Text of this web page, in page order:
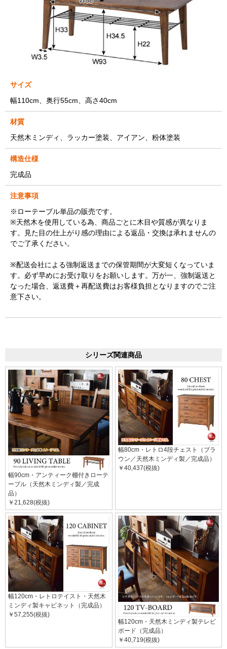
サイズ
幅110cm、奥行55cm、高さ40cm
材質
天然木ミンディ、ラッカー塗装、アイアン、粉体塗装
構造仕様
完成品
注意事項
※ローテーブル単品の販売です。
※天然木を使用している為、商品ごとに木目や質感が異なりま
す。見た目の仕上がり感の理由による返品・交換は承れませんの
でご了承ください。
※配送会社による強制返送までの保管期間が大変短くなっていま
す。必ず早めにお受け取りをお願いします。万が一、強制返送と
なった場合、返送費＋再配送費はお客様負担となりますのでご注
意下さい。
シリーズ関連商品
幅90cm・アンティーク棚付きローテ
ーブル（天然木ミンディ製／完成
品）
￥21,628(税抜)
幅80cm・レトロ4段チェスト（ブラ
ウン／天然木ミンディ製／完成品）
￥40,437(税抜)
幅120cm・レトロテイスト・天然木
ミンディ製キャビネット（完成品）
￥57,255(税抜)
幅120cm・天然木ミンディ製テレビ
ボード（完成品）
￥40,719(税抜)